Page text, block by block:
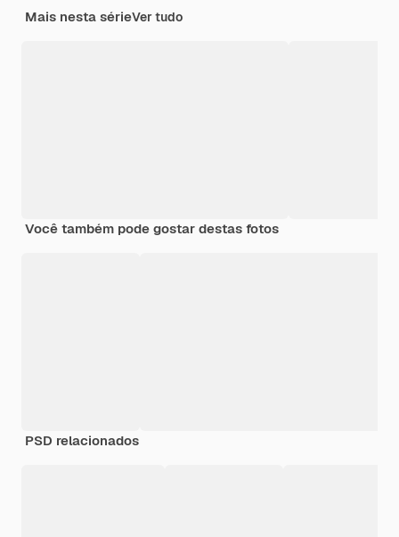
Mais nesta sérieVer tudo
Você também pode gostar destas fotos
PSD relacionados